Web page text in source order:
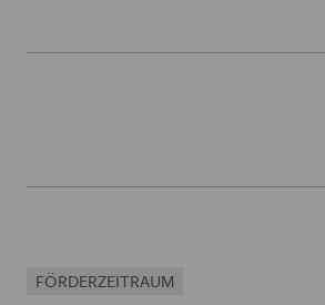
FÖRDERZEITRAUM